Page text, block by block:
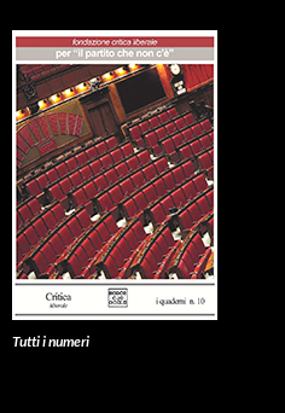
Tutti i numeri